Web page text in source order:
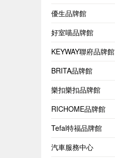
優生品牌館
好室喵品牌館
KEYWAY聯府品牌館
BRITA品牌館
樂扣樂扣品牌館
RICHOME品牌館
Tefal特福品牌館
汽車服務中心